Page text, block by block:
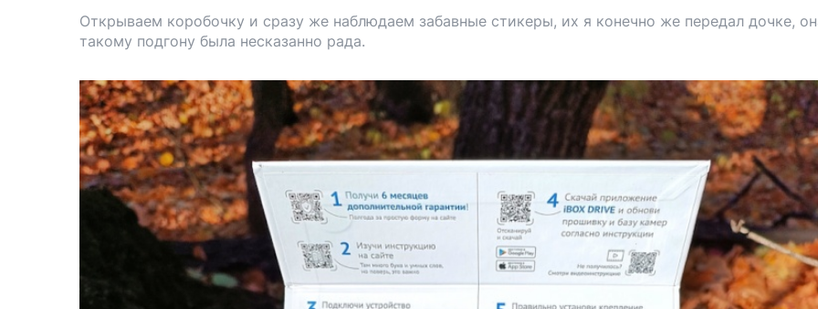
Открываем коробочку и сразу же наблюдаем забавные стикеры, их я конечно же передал дочке,
такому подгону была несказанно рада.